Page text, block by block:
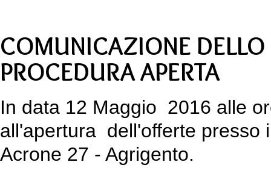
COMUNICAZIONE
PROCEDURA APERTA
In data 12 Maggio 2016 alle
all'apertura dell'offerte presso
Acrone 27 - Agrigento.